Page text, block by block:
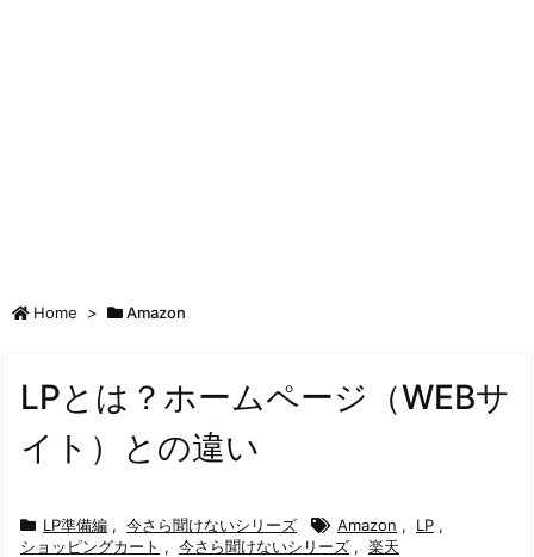
Home > Amazon
LPとは？ホームページ（WEBサ
イト）との違い
LP準備編 , 今さら聞けないシリーズ Amazon , LP ,
ショッピングカート , 今さら聞けないシリーズ , 楽天